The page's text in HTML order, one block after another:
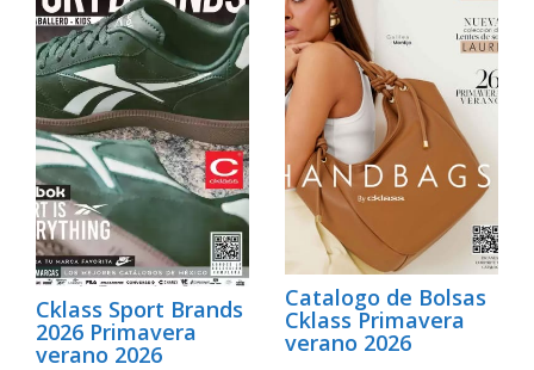
Cklass Sport Brands
2026 Primavera
verano 2026
Catalogo de Bolsas
Cklass Primavera
verano 2026